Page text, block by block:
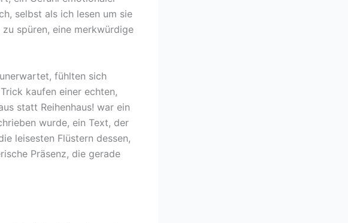
selbst als ich lesen um sie
spüren, eine merkwürdige
fühlten sich
kaufen einer echten,
statt Reihenhaus! war ein
wurde, ein Text, der
leisesten Flüstern dessen,
Präsenz, die gerade